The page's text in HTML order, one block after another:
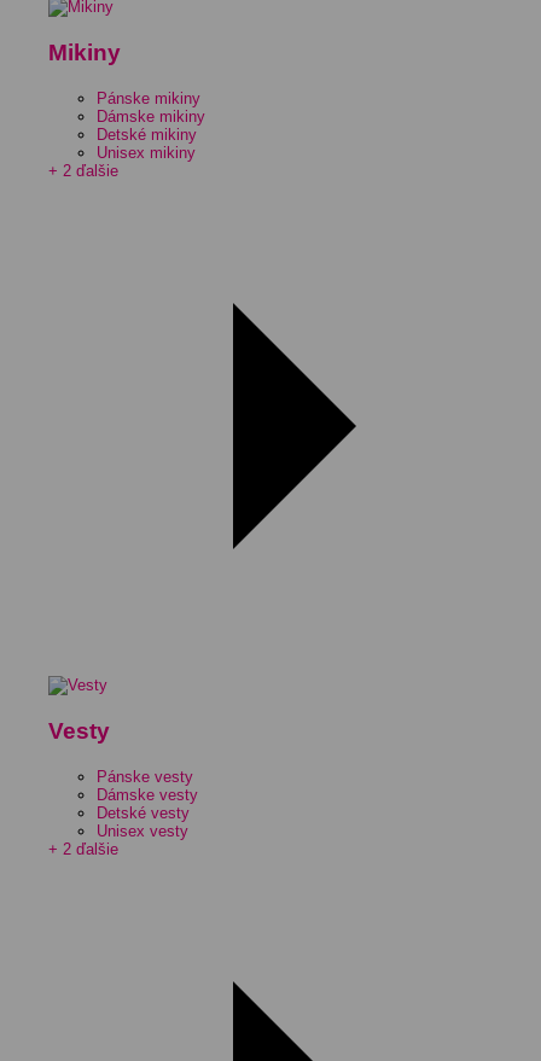
Mikiny
Pánske mikiny
Dámske mikiny
Detské mikiny
Unisex mikiny
+ 2 ďalšie
Vesty
Pánske vesty
Dámske vesty
Detské vesty
Unisex vesty
+ 2 ďalšie